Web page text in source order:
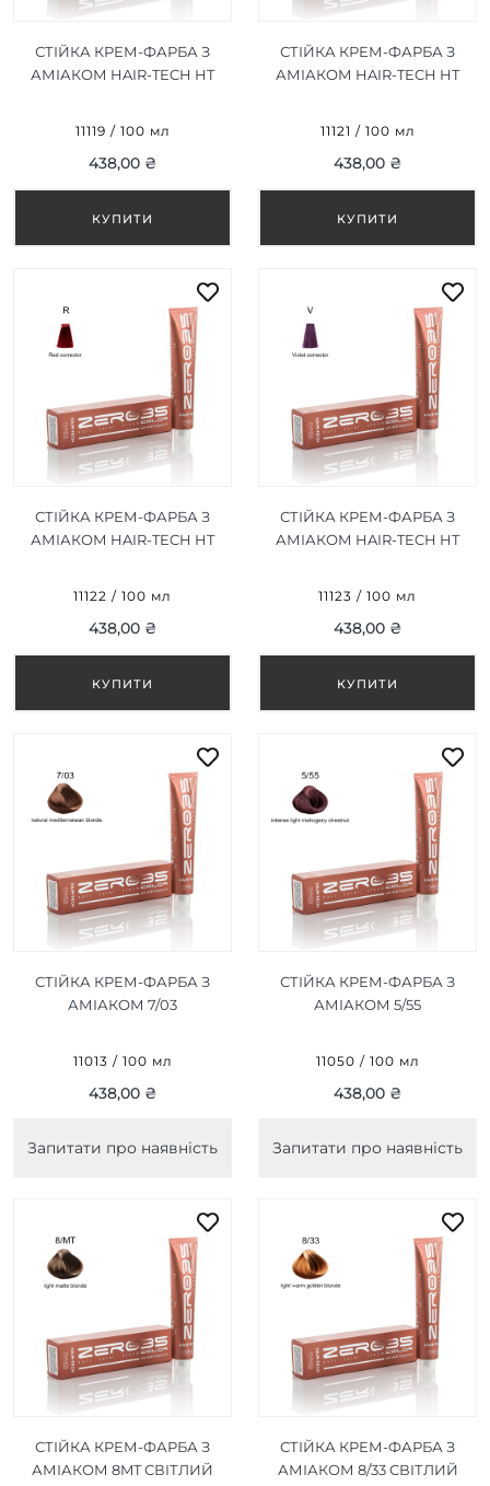
СТІЙКА КРЕМ-ФАРБА З
АМІАКОМ HAIR-TECH HT
100ML
11119 / 100 мл
438,00 ₴
СТІЙКА КРЕМ-ФАРБА З
АМІАКОМ HAIR-TECH HT
КОРЕКТОР100ML
11121 / 100 мл
438,00 ₴
СТІЙКА КРЕМ-ФАРБА З
АМІАКОМ HAIR-TECH HT
100ML
11122 / 100 мл
438,00 ₴
СТІЙКА КРЕМ-ФАРБА З
АМІАКОМ HAIR-TECH HT
100ML
11123 / 100 мл
438,00 ₴
СТІЙКА КРЕМ-ФАРБА З
АМІАКОМ 7/03
БЛОНД/NATURAL
MEDITERRANEAN
11013 / 100 мл
438,00 ₴
Запитати про наявність
СТІЙКА КРЕМ-ФАРБА З
АМІАКОМ 5/55
ДЕРЕВА/INTENSE LIGHT
MAHOGANY CHESTNUT
11050 / 100 мл
438,00 ₴
Запитати про наявність
СТІЙКА КРЕМ-ФАРБА З
АМІАКОМ 8MT СВІТЛИЙ
СТІЙКА КРЕМ-ФАРБА З
АМІАКОМ 8/33 СВІТЛИЙ